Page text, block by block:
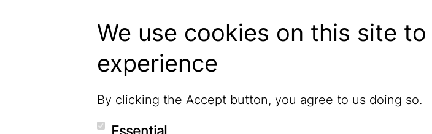
We use cookies on this site
experience
By clicking the Accept button, you agree to us doing so.